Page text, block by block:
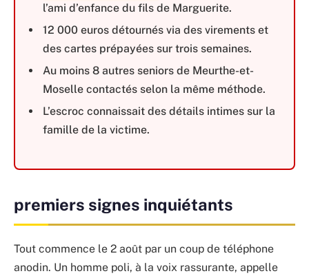
l’ami d’enfance du fils de Marguerite.
12 000 euros détournés via des virements et
des cartes prépayées sur trois semaines.
Au moins 8 autres seniors de Meurthe-et-
Moselle contactés selon la même méthode.
L’escroc connaissait des détails intimes sur la
famille de la victime.
premiers signes inquiétants
Tout commence le 2 août par un coup de téléphone
anodin. Un homme poli, à la voix rassurante, appelle